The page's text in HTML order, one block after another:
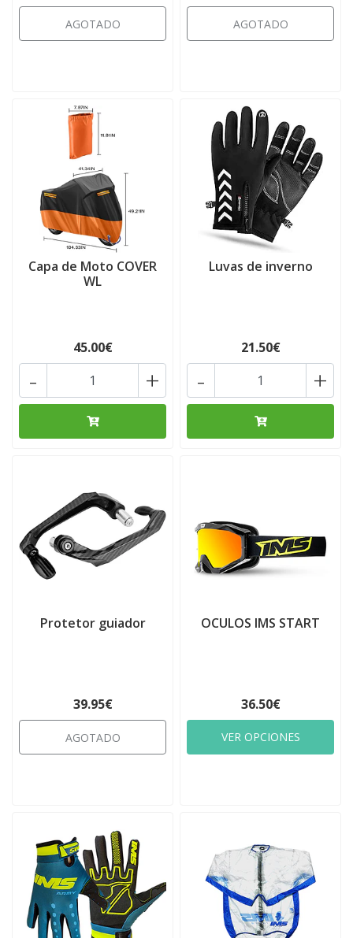
AGOTADO AGOTADO
Capa de Moto COVER
WL
45.00€
+
-
Luvas de inverno
21.50€
+
-
Protetor guiador
39.95€
AGOTADO
OCULOS IMS START
36.50€
VER OPCIONES